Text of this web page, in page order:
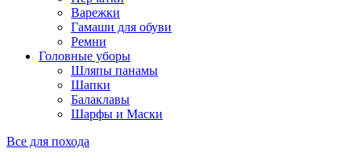
Варежки
Гамаши для обуви
Ремни
Головные уборы
Шляпы панамы
Шапки
Балаклавы
Шарфы и Маски
Все для похода